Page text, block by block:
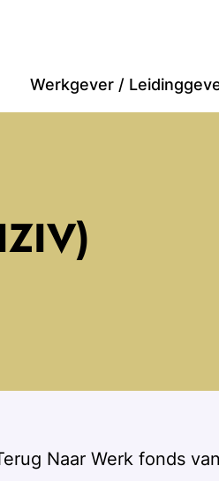
Werkgever /
Naar Werk fonds